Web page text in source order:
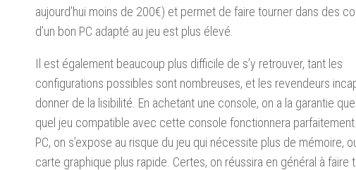
aujourd’hui moins de 200€) et permet de faire tourner dans des
d’un bon PC adapté au jeu est plus élevé.
Il est également beaucoup plus difficile de s’y retrouver, tant les
configurations possibles sont nombreuses, et les revendeurs
donner de la lisibilité. En achetant une console, on a la garantie que
quel jeu compatible avec cette console fonctionnera
PC, on s’expose au risque du jeu qui nécessite plus de mémoire,
carte graphique plus rapide. Certes, on réussira en général à faire